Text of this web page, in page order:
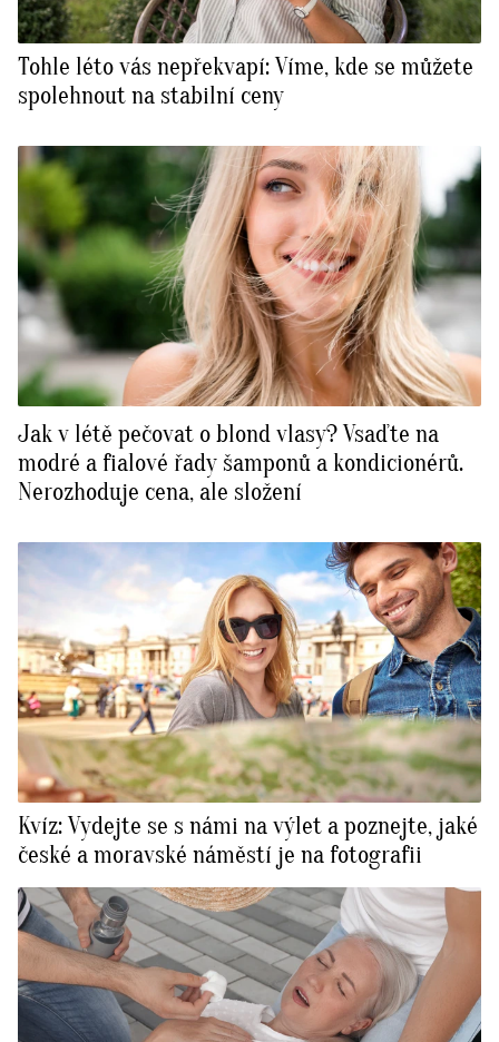
Tohle léto vás nepřekvapí: Víme, kde se můžete
spolehnout na stabilní ceny
Jak v létě pečovat o blond vlasy? Vsaďte na
modré a fialové řady šamponů a kondicionérů.
Nerozhoduje cena, ale složení
Kvíz: Vydejte se s námi na výlet a poznejte, jaké
české a moravské náměstí je na fotografii